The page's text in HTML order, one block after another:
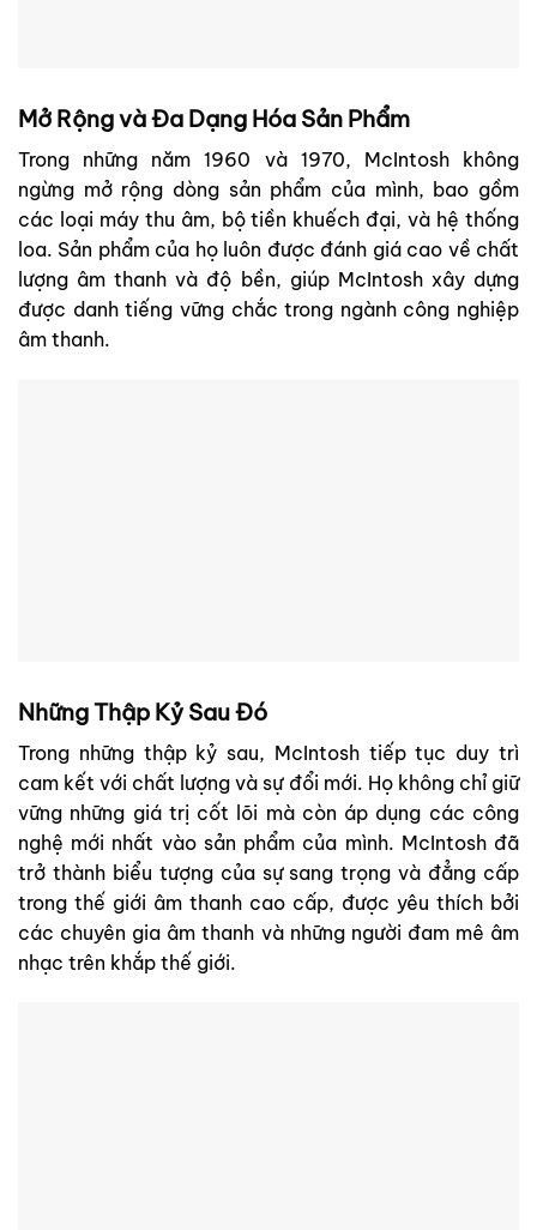
Mở Rộng và Đa Dạng Hóa Sản Phẩm
Trong những năm 1960 và 1970, McIntosh không
ngừng mở rộng dòng sản phẩm của mình, bao gồm
các loại máy thu âm, bộ tiền khuếch đại, và hệ thống
loa. Sản phẩm của họ luôn được đánh giá cao về chất
lượng âm thanh và độ bền, giúp McIntosh xây dựng
được danh tiếng vững chắc trong ngành công nghiệp
âm thanh.
Những Thập Kỷ Sau Đó
Trong những thập kỷ sau, McIntosh tiếp tục duy trì
cam kết với chất lượng và sự đổi mới. Họ không chỉ giữ
vững những giá trị cốt lõi mà còn áp dụng các công
nghệ mới nhất vào sản phẩm của mình. McIntosh đã
trở thành biểu tượng của sự sang trọng và đẳng cấp
trong thế giới âm thanh cao cấp, được yêu thích bởi
các chuyên gia âm thanh và những người đam mê âm
nhạc trên khắp thế giới.